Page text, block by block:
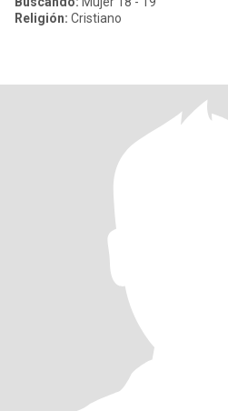
Religión: Cristiano